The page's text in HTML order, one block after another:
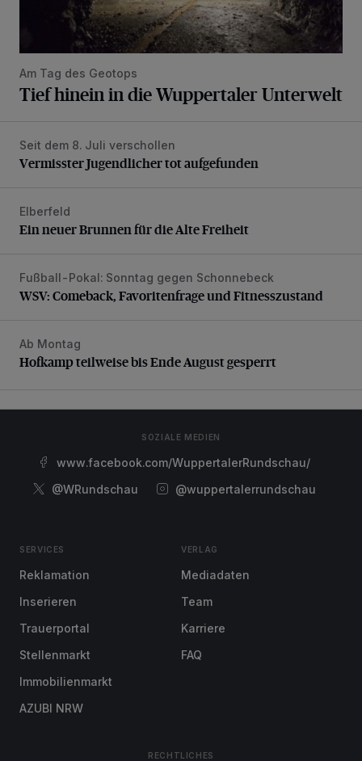
Am Tag des Geotops
Tief hinein in die Wuppertaler Unterwelt
Vermisster Jugendlicher tot aufgefunden
Seit dem 8. Juli verschollen
Vermisster Jugendlicher tot aufgefunden
Ein neuer Brunnen für die Alte Freiheit
Elberfeld
Ein neuer Brunnen für die Alte Freiheit
WSV: Comeback, Favoritenfrage und Fitnesszustand
Fußball-Pokal: Sonntag gegen Schonnebeck
WSV: Comeback, Favoritenfrage und Fitnesszustand
Hofkamp teilweise bis Ende August gesperrt
Ab Montag
Hofkamp teilweise bis Ende August gesperrt
SOZIALE MEDIEN
www.facebook.com/WuppertalerRundschau/
@WRundschau
@wuppertalerrundschau
SERVICES
Reklamation
Inserieren
Trauerportal
Stellenmarkt
Immobilienmarkt
AZUBI NRW
VERLAG
Mediadaten
Team
Karriere
FAQ
RECHTLICHES